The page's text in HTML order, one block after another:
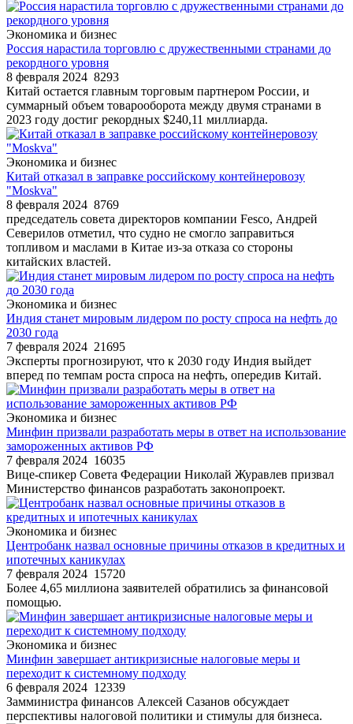
Экономика и бизнес
Россия нарастила торговлю с дружественными странами до
рекордного уровня
8 февраля 2024 8293
Китай остается главным торговым партнером России, и
суммарный объем товарооборота между двумя странами в
2023 году достиг рекордных $240,11 миллиарда.
Экономика и бизнес
Китай отказал в заправке российскому контейнеровозу
"Moskva"
8 февраля 2024 8769
председатель совета директоров компании Fesco, Андрей
Северилов отметил, что судно не смогло заправиться
топливом и маслами в Китае из-за отказа со стороны
китайских властей.
Экономика и бизнес
Индия станет мировым лидером по росту спроса на нефть до
2030 года
7 февраля 2024 21695
Эксперты прогнозируют, что к 2030 году Индия выйдет
вперед по темпам роста спроса на нефть, опередив Китай.
Экономика и бизнес
Минфин призвали разработать меры в ответ на использование
замороженных активов РФ
7 февраля 2024 16035
Вице-спикер Совета Федерации Николай Журавлев призвал
Министерство финансов разработать законопроект.
Экономика и бизнес
Центробанк назвал основные причины отказов в кредитных и
ипотечных каникулах
7 февраля 2024 15720
Более 4,65 миллиона заявителей обратились за финансовой
помощью.
Экономика и бизнес
Минфин завершает антикризисные налоговые меры и
переходит к системному подходу
6 февраля 2024 12339
Замминистра финансов Алексей Сазанов обсуждает
перспективы налоговой политики и стимулы для бизнеса.